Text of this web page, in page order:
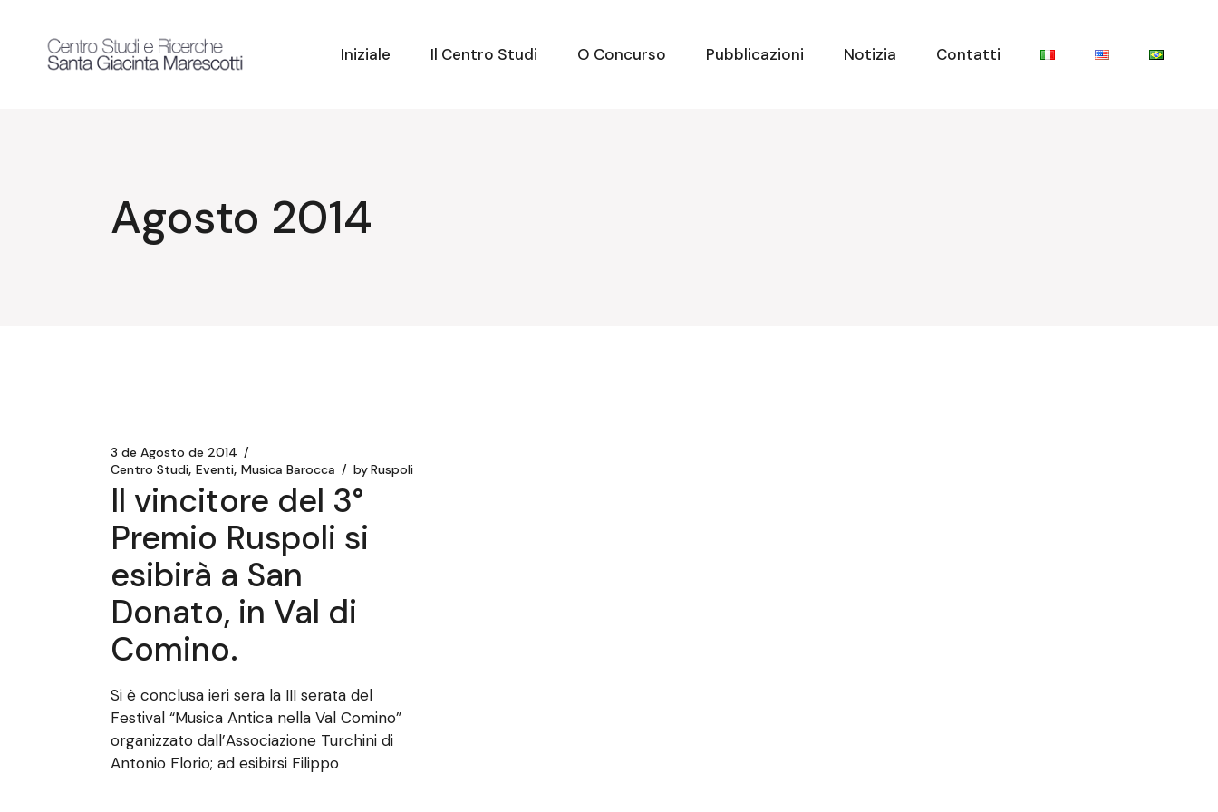
contenuto
Iniziale Il Centro Studi O Concurso Pubblicazioni Notizia Contatti
Agosto 2014
3 de Agosto de 2014
Centro Studi Eventi Musica Barocca byRuspoli
Il vincitore del 3°
Premio Ruspoli si
esibirà a San
Donato, in Val di
Comino.
Si è conclusa ieri sera la III serata del
Festival “Musica Antica nella Val Comino”
organizzato dall’Associazione Turchini di
Antonio Florio; ad esibirsi Filippo